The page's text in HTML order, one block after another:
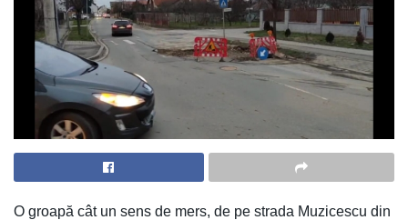
O groapă cât un sens de mers, de pe strada Muzicescu din